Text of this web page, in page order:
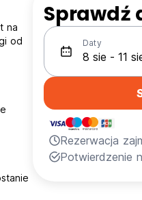
na
od
Sprawdź
Daty
Rezerwacja
Potwierdzenie